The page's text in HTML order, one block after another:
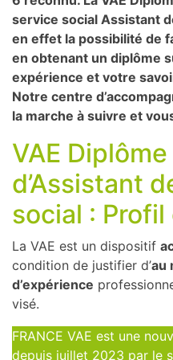
service social Assistant
en effet la possibilité de
en obtenant un diplôme
expérience et votre
Notre centre
la marche à suivre et
VAE Diplôme
d’Assistant
social :
La VAE est un dispositif
condition de justifier d’au
d’expérience
visé.
FRANCE VAE est une
depuis juillet 2023 par le